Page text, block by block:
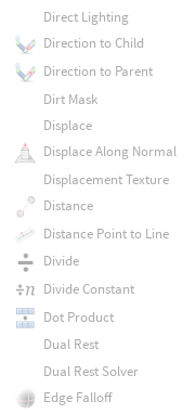
Direct Lighting
Direction to Child
Direction to Parent
Dirt Mask
Displace
Displace Along Normal
Displacement Texture
Distance
Distance Point to Line
Divide
Divide Constant
Dot Product
Dual Rest
Dual Rest Solver
Edge Falloff